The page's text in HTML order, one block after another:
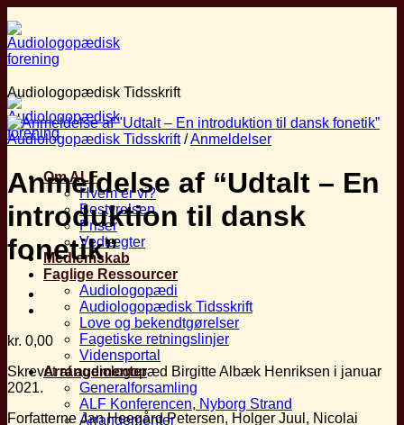
til
indhold
Om ALF
Hvem er vi?
Bestyrelsen
Priser
Vedtægter
Medlemskab
Faglige Ressourcer
Audiologopædi
Audiologopædisk Tidsskrift
Love og bekendtgørelser
Fagetiske retningslinjer
Vidensportal
Arrangementer
Generalforsamling
ALF Konferencen, Nyborg Strand
Arrangementer
Audiologopædisk Tidsskrift
Audiologopædisk Tidsskrift /Anmeldelser
Anmeldelse af “Udtalt – En
introduktion til dansk
fonetik”
kr. 0,00
Skrevet af audiologopæd Birgitte Albæk Henriksen i januar
2021.
Forfatterne Jan Heegård Petersen, Holger Juul, Nicolai